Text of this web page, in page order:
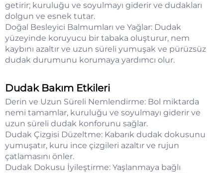
getirir; kuruluğu ve soyulmayı giderir ve dudakları
dolgun ve esnek tutar.
Doğal Besleyici Balmumları ve Yağlar: Dudak
yüzeyinde koruyucu bir tabaka oluşturur, nem
kaybını azaltır ve uzun süreli yumuşak ve pürüzsüz
dudak durumunu korumaya yardımcı olur.
Dudak Bakım Etkileri
Derin ve Uzun Süreli Nemlendirme: Bol miktarda
nemi tamamlar, kuruluğu ve soyulmayı giderir ve
uzun süreli dudak konforunu sağlar.
Dudak Çizgisi Düzeltme: Kabarık dudak dokusunu
yumuşatır, kuru ince çizgileri azaltır ve rujun
çatlamasını önler.
Dudak Dokusu İyileştirme: Yaşlanmaya bağlı